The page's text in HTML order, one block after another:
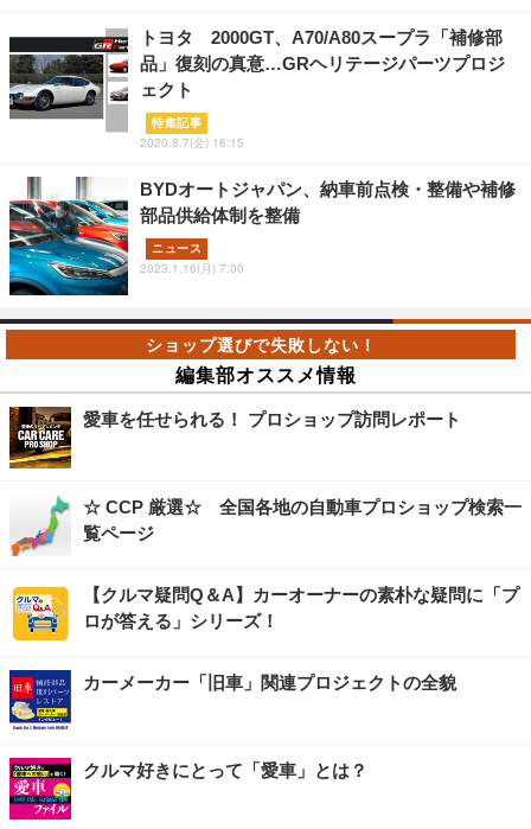
トヨタ 2000GT、A70/A80スープラ「補修部
品」復刻の真意…GRヘリテージパーツプロジ
ェクト
特集記事
2020.8.7(金) 16:15
BYDオートジャパン、納車前点検・整備や補修
部品供給体制を整備
ニュース
2023.1.16(月) 7:00
編集部オススメ情報
愛車を任せられる！ プロショップ訪問レポート
☆ CCP 厳選☆ 全国各地の自動車プロショップ検索一
覧ページ
【クルマ疑問Q＆A】カーオーナーの素朴な疑問に「プ
ロが答える」シリーズ！
カーメーカー「旧車」関連プロジェクトの全貌
クルマ好きにとって「愛車」とは？